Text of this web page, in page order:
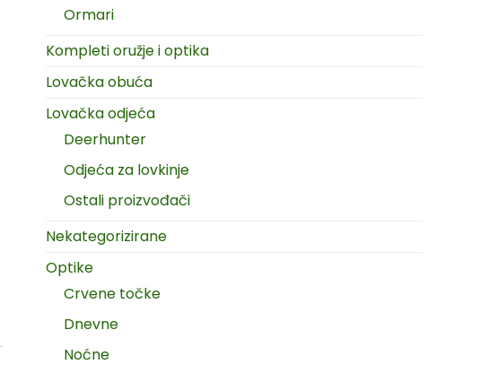
Ormari
Kompleti oružje i optika
Lovačka obuća
Lovačka odjeća
Deerhunter
Odjeća za lovkinje
Ostali proizvođači
Nekategorizirane
Optike
Crvene točke
Dnevne
Noćne